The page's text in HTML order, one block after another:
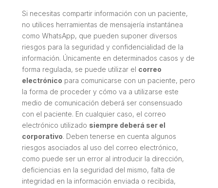
Si necesitas compartir información con un paciente,
no utilices herramientas de mensajería instantánea
como WhatsApp, que pueden suponer diversos
riesgos para la seguridad y confidencialidad de la
información. Únicamente en determinados casos y de
forma regulada, se puede utilizar el correo
electrónico para comunicarse con un paciente, pero
la forma de proceder y cómo va a utilizarse este
medio de comunicación deberá ser consensuado
con el paciente. En cualquier caso, el correo
electrónico utilizado siempre deberá ser el
corporativo. Deben tenerse en cuenta algunos
riesgos asociados al uso del correo electrónico,
como puede ser un error al introducir la dirección,
deficiencias en la seguridad del mismo, falta de
integridad en la información enviada o recibida,